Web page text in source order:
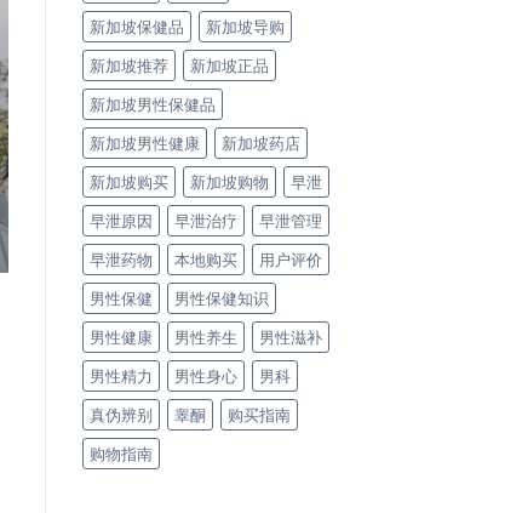
新加坡保健品
新加坡导购
新加坡推荐
新加坡正品
新加坡男性保健品
新加坡男性健康
新加坡药店
新加坡购买
新加坡购物
早泄
早泄原因
早泄治疗
早泄管理
早泄药物
本地购买
用户评价
男性保健
男性保健知识
男性健康
男性养生
男性滋补
男性精力
男性身心
男科
真伪辨别
睾酮
购买指南
购物指南